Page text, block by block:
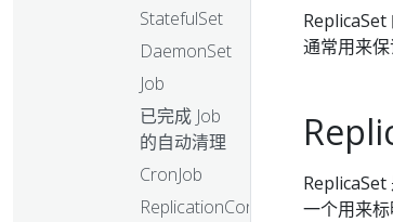
StatefulSet
DaemonSet
Job
已完成 Job
的自动清理
CronJob
ReplicationController
通常用来
ReplicaSet
一个用来